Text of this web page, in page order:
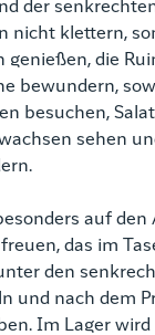
der
nicht klettern,
genießen, die
bewundern,
besuchen,
sehen
auf
das im
den
und nach dem
Im Lager